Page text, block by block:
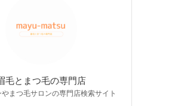
毛とまつ毛の専門店
まつ毛サロンの専門店検索サイト